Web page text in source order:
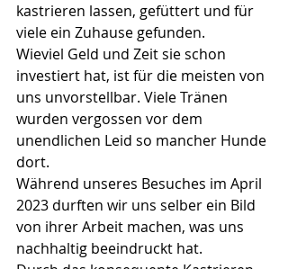
kastrieren lassen, gefüttert und für
viele ein Zuhause gefunden.
Wieviel Geld und Zeit sie schon
investiert hat, ist für die meisten von
uns unvorstellbar. Viele Tränen
wurden vergossen vor dem
unendlichen Leid so mancher Hunde
dort.
Während unseres Besuches im April
2023 durften wir uns selber ein Bild
von ihrer Arbeit machen, was uns
nachhaltig beeindruckt hat.